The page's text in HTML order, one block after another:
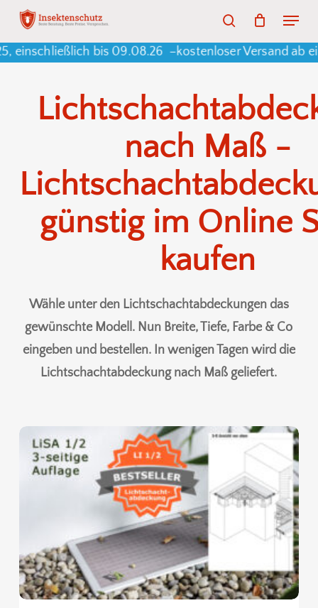
Skip
main
Menu
Cart
bis 09.08.26 –kostenloser Versand ab
nach Maß -
günstig im Online
kaufen
Wähle unter den Lichtschachtabdeckungen das
gewünschte Modell. Nun Breite, Tiefe, Farbe & Co
eingeben und bestellen. In wenigen Tagen wird die
Lichtschachtabdeckung nach Maß geliefert.